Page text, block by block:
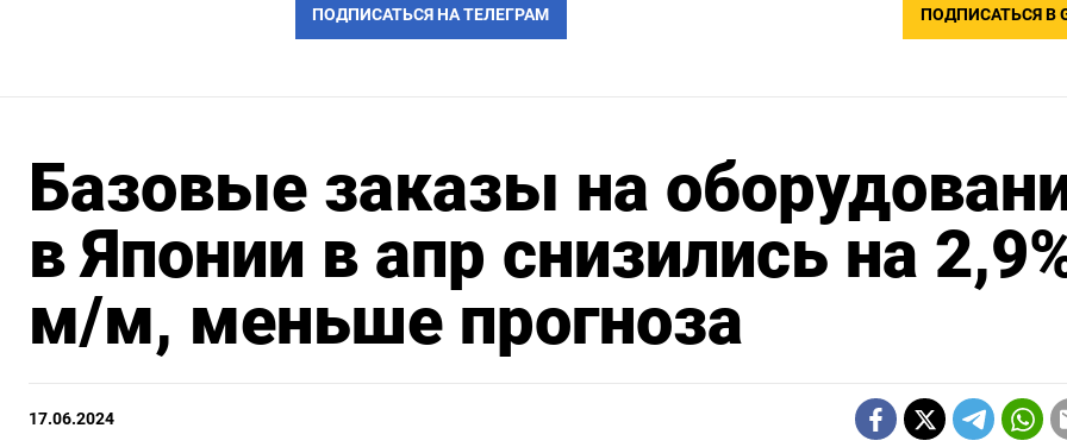
ПОДПИСАТЬСЯ НА ТЕЛЕГРАМ ПОДПИСАТЬСЯ В
Базовые заказы на
в Японии в апр снизились на
м/м, меньше прогноза
17.06.2024